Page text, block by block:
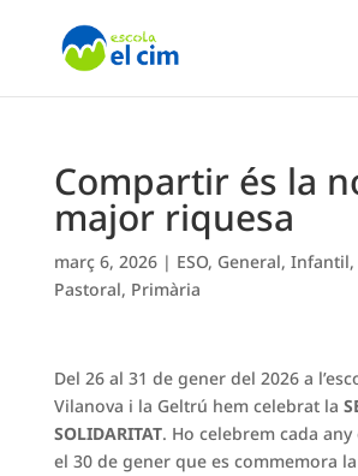
Compartir és la
major riquesa
març 6, 2026| ESO, General, Infantil,
Pastoral, Primària
Del 26 al 31 de gener del 2026 a
Vilanova i la Geltrú hem celebrat la
SOLIDARITAT. Ho celebrem cada
el 30 de gener que es commemora